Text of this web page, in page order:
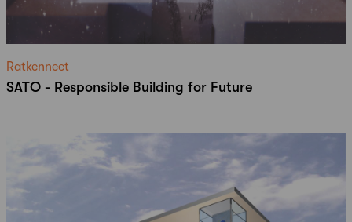
Ratkenneet
SATO - Responsible Building for Future